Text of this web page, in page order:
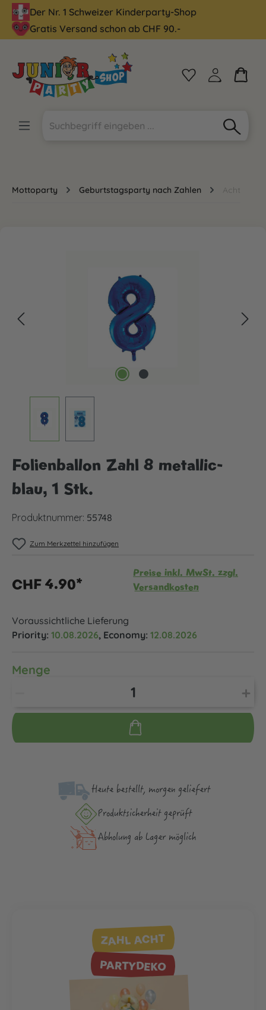
springen
Der Nr. 1 Schweizer Kinderparty-Shop
Gratis Versand schon ab CHF 90.-
Mottoparty Geburtstagsparty nach Zahlen Acht
Folienballon Zahl 8 metallic-
blau, 1 Stk.
Produktnummer: 55748
Zum Merkzettel hinzufügen
CHF 4.90*
Preise inkl. MwSt. zzgl.
Versandkosten
Voraussichtliche Lieferung
Priority: 10.08.2026, Economy: 12.08.2026
Menge
Heute bestellt, morgen geliefert
Produktsicher­heit geprüft
Abholung ab Lager möglich
ZAHL ACHT
PARTYDEKO